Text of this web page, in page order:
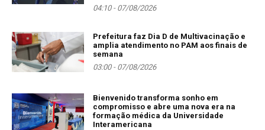
04:10 - 07/08/2026
Prefeitura faz Dia D de Multivacinação e
amplia atendimento no PAM aos finais de
semana
03:00 - 07/08/2026
Bienvenido transforma sonho em
compromisso e abre uma nova era na
formação médica da Universidade
Interamericana